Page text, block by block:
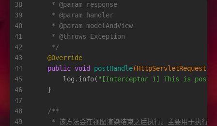
38
39
40
41
42
43
44
45
46
47
48
49
     *
@param response
     *
@param handler
     *
@param modelAndView
     *
@throws Exception
     */
@Override
public void postHandle(HttpServletRequest
        log.info(
"[Interceptor 1] This is
    }
/**
* 该方法会在视图渲染结束之后执行。主要用于执行资